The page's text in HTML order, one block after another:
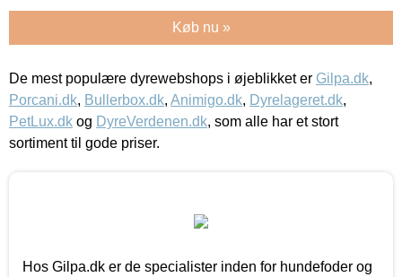
Køb nu »
De mest populære dyrewebshops i øjeblikket er Gilpa.dk,
Porcani.dk, Bullerbox.dk, Animigo.dk, Dyrelageret.dk,
PetLux.dk og DyreVerdenen.dk, som alle har et stort
sortiment til gode priser.
Hos Gilpa.dk er de specialister inden for hundefoder og